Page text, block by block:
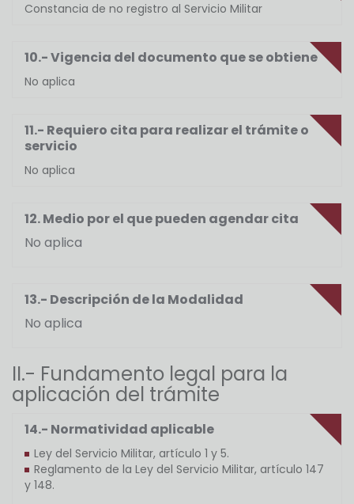
Constancia de no registro al Servicio Militar
10.- Vigencia del documento que se obtiene
No aplica
11.- Requiero cita para realizar el trámite o
servicio
No aplica
12. Medio por el que pueden agendar cita
No aplica
13.- Descripción de la Modalidad
No aplica
II.- Fundamento legal para la
aplicación del trámite
14.- Normatividad aplicable
Ley del Servicio Militar, artículo 1 y 5.
Reglamento de la Ley del Servicio Militar, artículo 147
y 148.